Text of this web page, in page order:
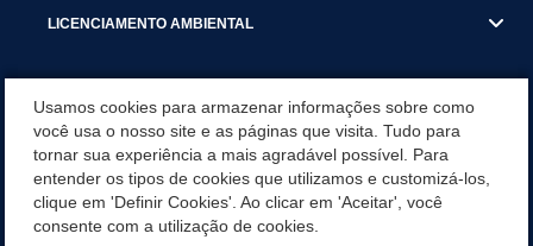
LICENCIAMENTO AMBIENTAL
SERVIÇOS
SERVIÇOS DO DEPARTAMENTO DE RECEITA MUNICIPAL
Usamos cookies para armazenar informações sobre como
você usa o nosso site e as páginas que visita. Tudo para
tornar sua experiência a mais agradável possível. Para
entender os tipos de cookies que utilizamos e customizá-los,
clique em 'Definir Cookies'. Ao clicar em 'Aceitar', você
consente com a utilização de cookies.